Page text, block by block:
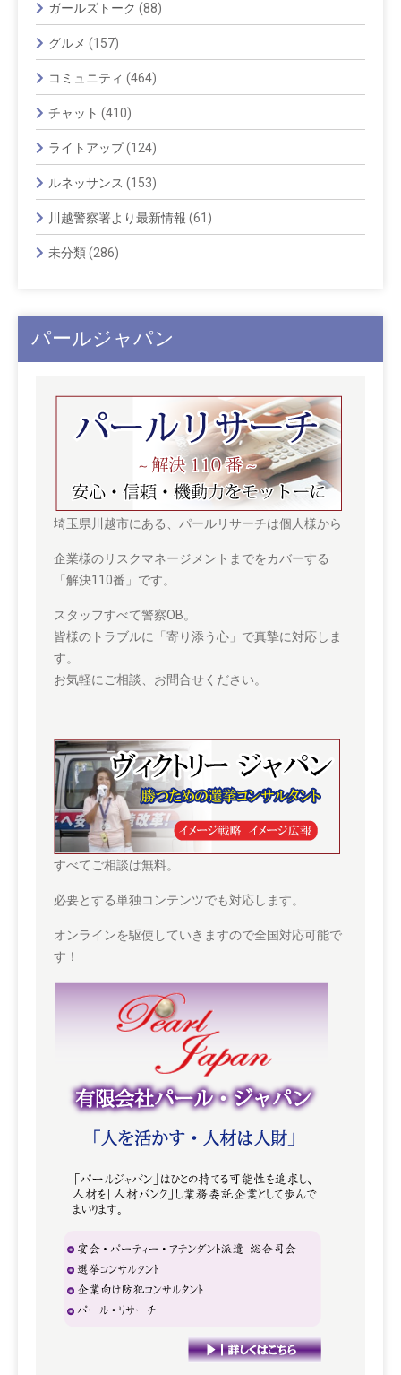
ガールズトーク (88)
グルメ (157)
コミュニティ (464)
チャット (410)
ライトアップ(124)
ルネッサンス (153)
川越警察署より最新情報 (61)
未分類(286)
パールジャパン
埼玉県川越市にある、パールリサーチは個人様から
企業様のリスクマネージメントまでをカバーする
「解決110番」です。
スタッフすべて警察OB。
皆様のトラブルに「寄り添う心」で真摯に対応しま
す。
お気軽にご相談、お問合せください。
すべてご相談は無料。
必要とする単独コンテンツでも対応します。
オンラインを駆使していきますので全国対応可能で
す！